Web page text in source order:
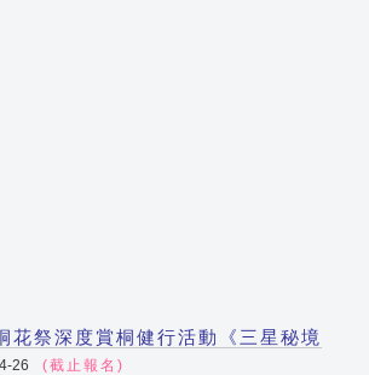
花祭深度賞桐健行活動《三星秘境
26 (截止報名)